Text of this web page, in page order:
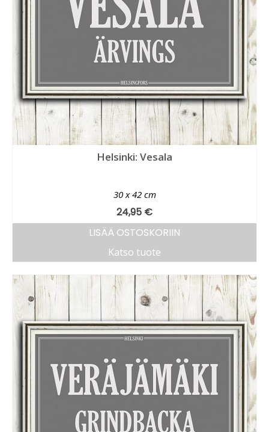
Helsinki: Vesala
30 x 42 cm
24,95 €
LISÄÄ OSTOSKORIIN
Katso tuote